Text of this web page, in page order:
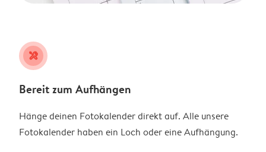
tools
Bereit zum Aufhängen
Hänge deinen Fotokalender direkt auf. Alle unsere
Fotokalender haben ein Loch oder eine Aufhängung.